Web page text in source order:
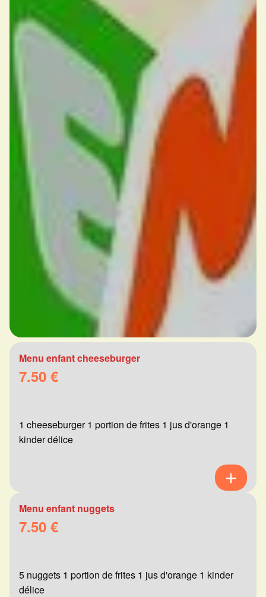
Menu enfant cheeseburger
7.50 €
1 cheeseburger 1 portion de frites 1 jus d'orange 1
kinder délice
Menu enfant nuggets
7.50 €
5 nuggets 1 portion de frites 1 jus d'orange 1 kinder
délice